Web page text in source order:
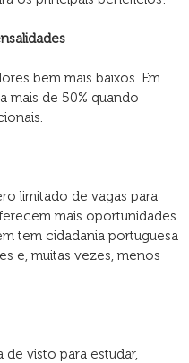
bem mais baixos. Em
mais de 50% quando
limitado de vagas para
mais oportunidades
tem cidadania portuguesa
e, muitas vezes, menos
visto para estudar,